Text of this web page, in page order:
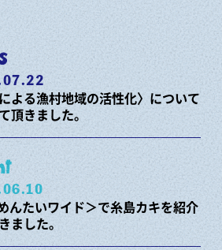
よる漁村地域の活性化〉について
頂きました。
んたいワイド＞で糸島カキを紹介
ました。